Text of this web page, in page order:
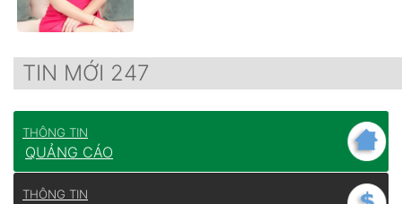
TIN MỚI 247
THÔNG TIN
QUẢNG CÁO
THÔNG TIN